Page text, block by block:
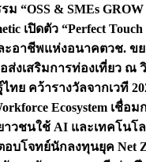
ม “OSS & SMEs
เปิดตัว “Perfect
ะอาชีพแห่งอนาคตวช. ข
ส่งเสริมการท่องเที่ยว
ย คว้ารางวัลจากเวที
Ecosystem เชื่อ
วชนใช้ AI และเทคโนโ
บโจทย์นักลงทุนยุค Net